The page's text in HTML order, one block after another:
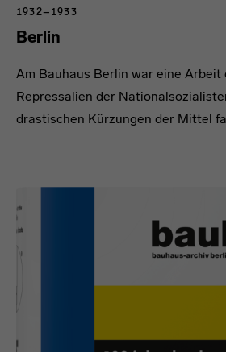
1932–1933
Berlin
Am Bauhaus Berlin war eine Arbeit
Repressalien der
drastischen Kürzungen der Mittel